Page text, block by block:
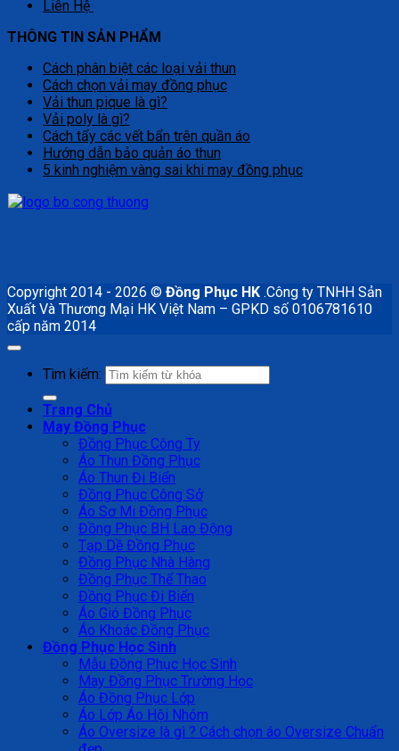
Liên Hệ
THÔNG TIN SẢN PHẨM
Cách phân biệt các loại vải thun
Cách chọn vải may đồng phục
Vải thun pique là gì?
Vải poly là gì?
Cách tẩy các vết bẩn trên quần áo
Hướng dẫn bảo quản áo thun
5 kinh nghiệm vàng sai khi may đồng phục
Copyright 2014 - 2026 © Đồng Phục HK .Công ty TNHH Sản
Xuất Và Thương Mại HK Việt Nam – GPKD số 0106781610
cấp năm 2014
Tìm kiếm:
Trang Chủ
May Đồng Phục
Đồng Phục Công Ty
Áo Thun Đồng Phục
Áo Thun Đi Biển
Đồng Phục Công Sở
Áo Sơ Mi Đồng Phục
Đồng Phục BH Lao Động
Tạp Dề Đồng Phục
Đồng Phục Nhà Hàng
Đồng Phục Thể Thao
Đồng Phục Đi Biển
Áo Gió Đồng Phục
Áo Khoác Đồng Phục
Đồng Phục Học Sinh
Mẫu Đồng Phục Học Sinh
May Đồng Phục Trường Học
Áo Đồng Phục Lớp
Áo Lớp Áo Hội Nhóm
Áo Oversize là gì ? Cách chọn áo Oversize Chuẩn